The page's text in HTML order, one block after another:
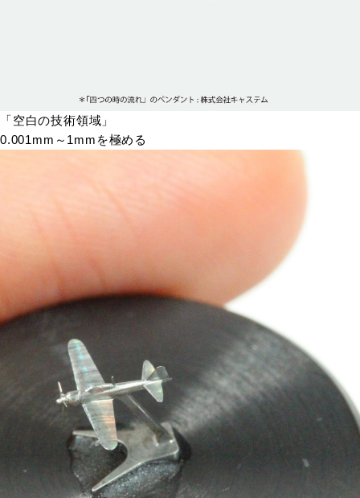
「空白の技術領域」
0.001mm～1mmを極める